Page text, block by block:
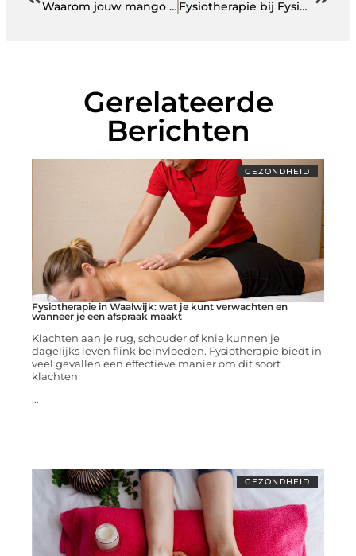
Waarom jouw mango straks altijd perfect rijp is Fysiotherapie bij Fysio Pro Active in Assen: stap voor stap sterker
Gerelateerde
Berichten
GEZONDHEID
Fysiotherapie in Waalwijk: wat je kunt verwachten en
wanneer je een afspraak maakt
Klachten aan je rug, schouder of knie kunnen je
dagelijks leven flink beïnvloeden. Fysiotherapie biedt in
veel gevallen een effectieve manier om dit soort
klachten
...
GEZONDHEID